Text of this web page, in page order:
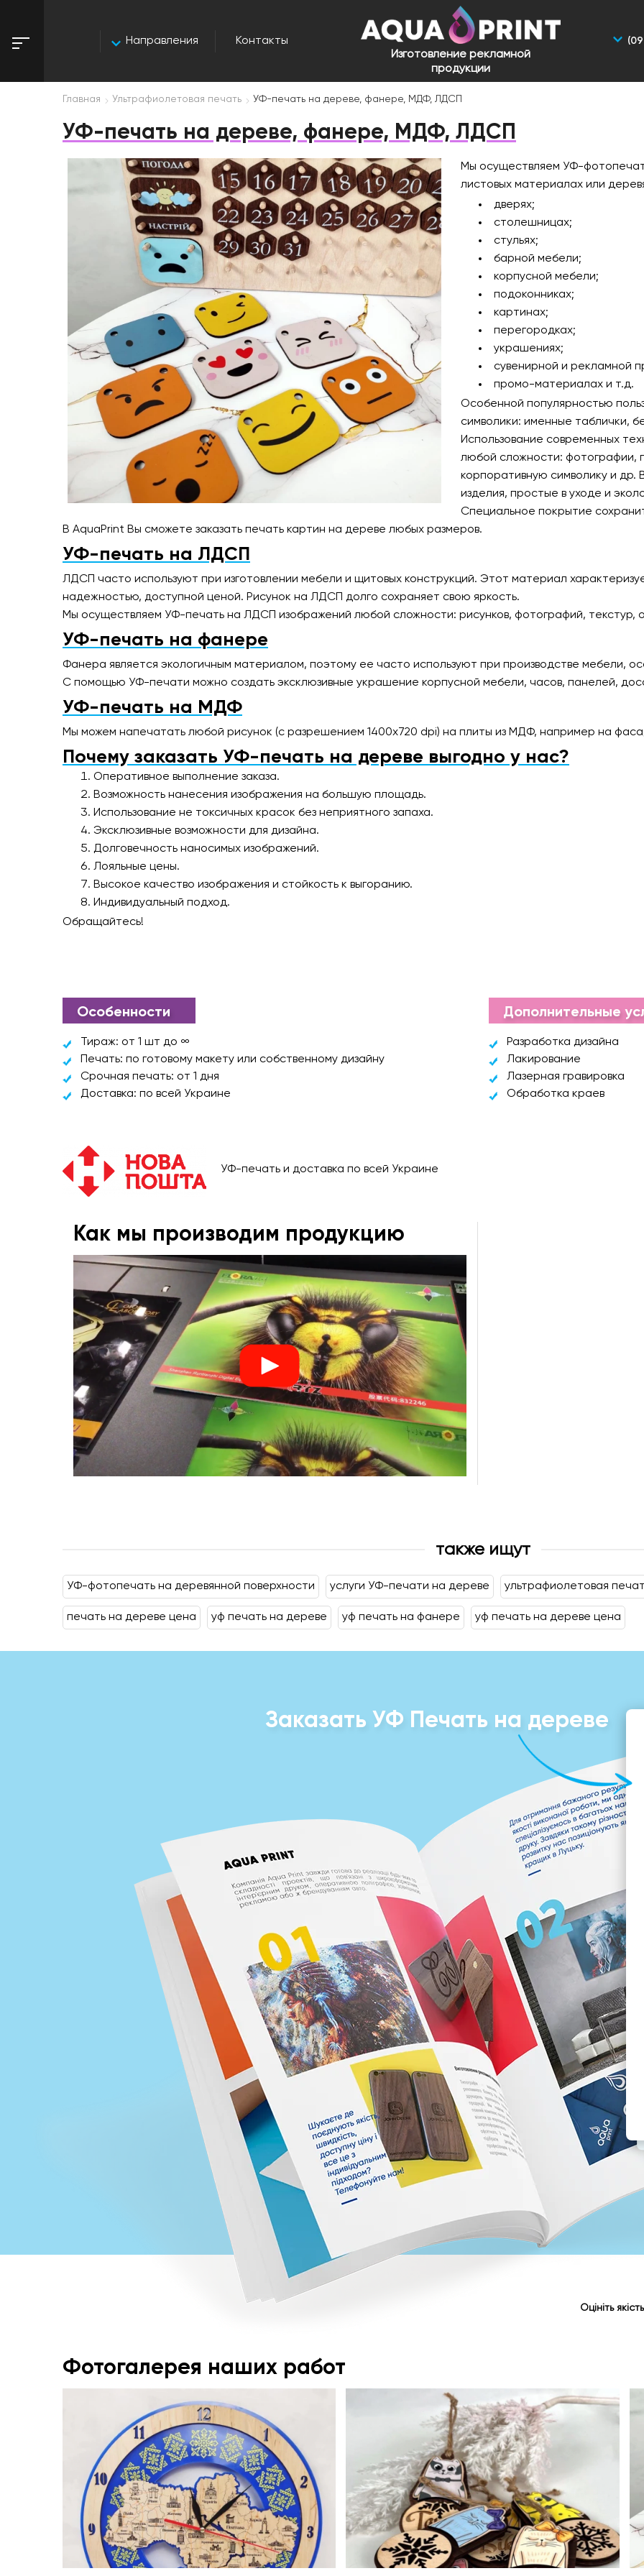
Направления
Контакты
Изготовление рекламной
продукции
Главная Ультрафиолетовая печать УФ-печать на дереве, фанере, МДФ, ЛДСП
УФ-печать на дереве, фанере, МДФ, ЛДСП
Мы осуществляем УФ-
листовых материалах или
дверях;
столешницах;
стульях;
барной мебели;
корпусной мебели;
подоконниках;
картинах;
перегородках;
украшениях;
сувенирной и рекламной
промо-материалах и т.д.
Особенной популярностью
символики: именные таблички,
Использование современных
любой сложности: фотографии,
корпоративную символику и др.
изделия, простые в уходе и
Специальное покрытие
В AquaPrint Вы сможете заказать печать картин на дереве любых размеров.
УФ-печать на ЛДСП
ЛДСП часто используют при изготовлении мебели и щитовых конструкций. Этот материал
надежностью, доступной ценой. Рисунок на ЛДСП долго сохраняет свою яркость.
Мы осуществляем УФ-печать на ЛДСП изображений любой сложности: рисунков, фотографий, текстур,
УФ-печать на фанере
Фанера является экологичным материалом, поэтому ее часто используют при производстве мебели,
С помощью УФ-печати можно создать эксклюзивные украшение корпусной мебели, часов, панелей,
УФ-печать на МДФ
Мы можем напечатать любой рисунок (с разрешением 1400х720 dpi) на плиты из МДФ, например на
Почему заказать УФ-печать на дереве выгодно у нас?
Оперативное выполнение заказа.
Возможность нанесения изображения на большую площадь.
Использование не токсичных красок без неприятного запаха.
Эксклюзивные возможности для дизайна.
Долговечность наносимых изображений.
Лояльные цены.
Высокое качество изображения и стойкость к выгоранию.
Индивидуальный подход.
Обращайтесь!
Особенности
Тираж: от 1 шт до ∞
Печать: по готовому макету или собственному дизайну
Срочная печать: от 1 дня
Доставка: по всей Украине
Дополнительные
Разработка дизайна
Лакирование
Лазерная гравировка
Обработка краев
УФ-печать и доставка по всей Украине
Как мы производим продукцию
также ищут
УФ-фотопечать на деревянной поверхности услуги УФ-печати на дереве ультрафиолетовая
печать на дереве цена уф печать на дереве уф печать на фанере уф печать на дереве цена
Заказать УФ Печать на дереве
Оцініть
Фотогалерея наших работ